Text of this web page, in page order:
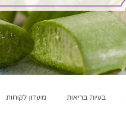
בעיות בריאות מועדון לקוחות